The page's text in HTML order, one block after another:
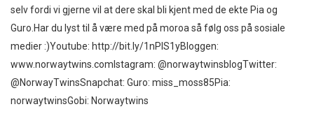
selv fordi vi gjerne vil at dere skal bli kjent med de ekte Pia og
Guro.Har du lyst til å være med på moroa så følg oss på sosiale
medier :)Youtube: http://bit.ly/1nPlS1yBloggen:
www.norwaytwins.comIstagram: @norwaytwinsblogTwitter:
@NorwayTwinsSnapchat: Guro: miss_moss85Pia:
norwaytwinsGobi: Norwaytwins